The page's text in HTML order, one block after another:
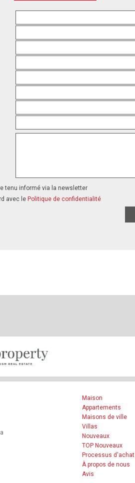
tenu informé via la newsletter
avec le Politique de confidentialité
Maison
Appartements
Maisons de ville
Villas
Nouveaux
TOP Nouveaux
Processus d'achat
À propos de nous
Avis